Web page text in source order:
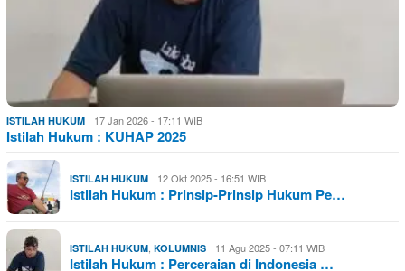
ISTILAH HUKUM 17 Jan 2026 - 17:11 WIB
Istilah Hukum : KUHAP 2025
ISTILAH HUKUM 12 Okt 2025 - 16:51 WIB
Istilah Hukum : Prinsip-Prinsip Hukum Pe…
ISTILAH HUKUM, KOLUMNIS 11 Agu 2025 - 07:11 WIB
Istilah Hukum : Perceraian di Indonesia …